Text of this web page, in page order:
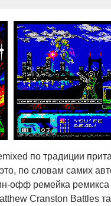
по традиции
по словам самих
офф ремейка
Cranston Battles